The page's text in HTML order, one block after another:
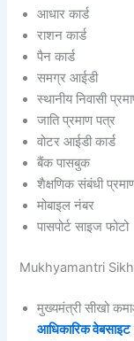
आधार कार्ड
राशन कार्ड
पैन कार्ड
समग्र आईडी
स्थानीय निवासी
जाति प्रमाण पत्र
वोटर आईडी कार्ड
बैंक पासबुक
शैक्षणिक संबंधी
मोबाइल नंबर
पासपोर्ट साइज फोटो
Mukhyamantri
मुख्यमंत्री सीखो
आधिकारिक वेबसाइट